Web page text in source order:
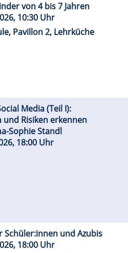
von 4 bis 7 Jahren
10:30 Uhr
Pavillon 2, Lehrküche
Media (Teil I):
Risiken erkennen
Sophie Standl
18:00 Uhr
Schüler:innen und Azubis
18:00 Uhr